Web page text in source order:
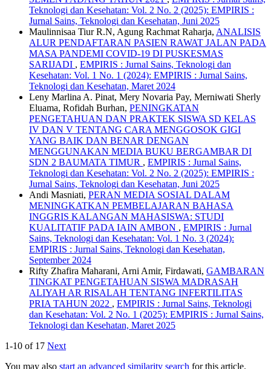
Teknologi dan Kesehatan: Vol. 2 No. 2 (2025): EMPIRIS :
Jurnal Sains, Teknologi dan Kesehatan, Juni 2025
Maulinnisaa Tiur R.N, Agung Rachmat Raharja, ANALISIS
ALUR PENDAFTARAN PASIEN RAWAT JALAN PADA
MASA PANDEMI COVID-19 DI PUSKESMAS
SARIJADI , EMPIRIS : Jurnal Sains, Teknologi dan
Kesehatan: Vol. 1 No. 1 (2024): EMPIRIS : Jurnal Sains,
Teknologi dan Kesehatan, Maret 2024
Leny Marlina A. Pinat, Mery Novaria Pay, Merniwati Sherly
Eluama, Rofidah Burhan, PENINGKATAN
PENGETAHUAN DAN PRAKTEK SISWA SD KELAS
IV DAN V TENTANG CARA MENGGOSOK GIGI
YANG BAIK DAN BENAR DENGAN
MENGGUNAKAN MEDIA BUKU BERGAMBAR DI
SDN 2 BAUMATA TIMUR , EMPIRIS : Jurnal Sains,
Teknologi dan Kesehatan: Vol. 2 No. 2 (2025): EMPIRIS :
Jurnal Sains, Teknologi dan Kesehatan, Juni 2025
Andi Masniati, PERAN MEDIA SOSIAL DALAM
MENINGKATKAN PEMBELAJARAN BAHASA
INGGRIS KALANGAN MAHASISWA: STUDI
KUALITATIF PADA IAIN AMBON , EMPIRIS : Jurnal
Sains, Teknologi dan Kesehatan: Vol. 1 No. 3 (2024):
EMPIRIS : Jurnal Sains, Teknologi dan Kesehatan,
September 2024
Rifty Zhafira Maharani, Arni Amir, Firdawati, GAMBARAN
TINGKAT PENGETAHUAN SISWA MADRASAH
ALIYAH AR RISALAH TENTANG INFERTILITAS
PRIA TAHUN 2022 , EMPIRIS : Jurnal Sains, Teknologi
dan Kesehatan: Vol. 2 No. 1 (2025): EMPIRIS : Jurnal Sains,
Teknologi dan Kesehatan, Maret 2025
1-10 of 17 Next
You may also start an advanced similarity search for this article.